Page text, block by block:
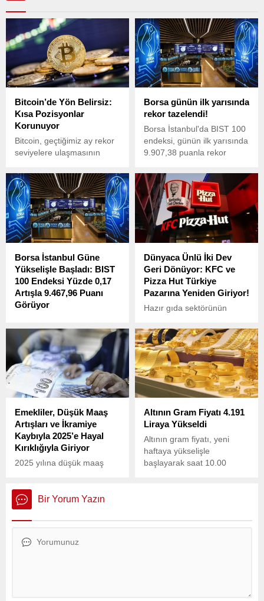
Bitcoin’de Yön Belirsiz:
Kısa Pozisyonlar
Korunuyor
Bitcoin, geçtiğimiz ay rekor
seviyelere ulaşmasının
işlem görmeye devam
ederken, piyasalarda
belirsizlik hakim.
Borsa günün ilk yarısında
rekor tazelendi!
Borsa İstanbul'da BIST 100
endeksi, günün ilk yarısında
9.907,38 puanla rekor
Borsa İstanbul Güne
Yükselişle Başladı: BIST
100 Endeksi Yüzde 0,17
Artışla 9.467,96 Puanı
Görüyor
endeksi, güne yüzde 0,17’lik
bir yükselişle 9.467,96
puandan başladı. Açılışta
BIST 100, önceki kapanışa
göre 16,38 puan artış
gösterdi.
Dünyaca Ünlü İki Dev
Geri Dönüyor: KFC ve
Pizza Hut Türkiye
Pazarına Yeniden Giriyor!
Hazır gıda sektörünün
Brands, yaklaşık dört aydır
Türkiye’de kapalı olan KFC
ve Pizza Hut markalarını
yeniden faaliyete geçirmek
üzere önemli bir adım attı.
Emekliler, Düşük Maaş
Artışları ve İkramiye
Kaybıyla 2025’e Hayal
Kırıklığıyla Giriyor
2025 yılına düşük maaş
ikramiyelerinde büyük bir
hayal kırıklığı yaşıyor.
Altının Gram Fiyatı 4.191
Liraya Yükseldi
Altının gram fiyatı, yeni
haftaya yükselişle
başlayarak saat 10.00
Bir Yorum Yazın